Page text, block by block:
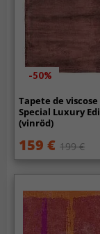
-50%
Tapete de
Special Luxury
(vinröd)
159 € 199 €